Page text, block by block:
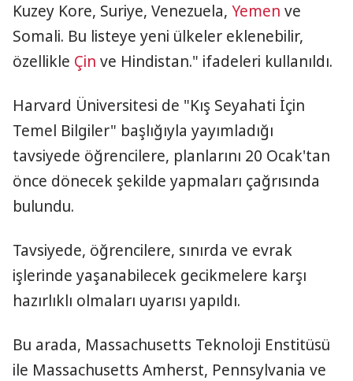
Kuzey Kore, Suriye, Venezuela, Yemen ve
Somali. Bu listeye yeni ülkeler eklenebilir,
özellikle Çin ve Hindistan." ifadeleri kullanıldı.
Harvard Üniversitesi de "Kış Seyahati İçin
Temel Bilgiler" başlığıyla yayımladığı
tavsiyede öğrencilere, planlarını 20 Ocak'tan
önce dönecek şekilde yapmaları çağrısında
bulundu.
Tavsiyede, öğrencilere, sınırda ve evrak
işlerinde yaşanabilecek gecikmelere karşı
hazırlıklı olmaları uyarısı yapıldı.
Bu arada, Massachusetts Teknoloji Enstitüsü
ile Massachusetts Amherst, Pennsylvania ve